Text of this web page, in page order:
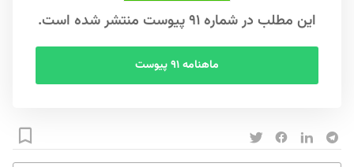
این مطلب در شماره ۹۱ پیوست منتشر شده است.
ماهنامه ۹۱ پیوست